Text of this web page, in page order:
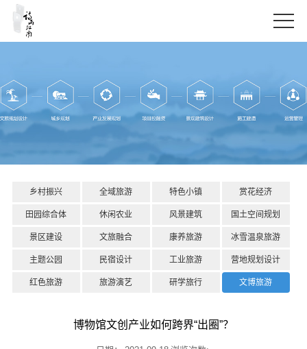
乡村振兴 全域旅游 特色小镇 赏花经济
田园综合体 休闲农业 风景建筑 国土空间规划
景区建设 文旅融合 康养旅游 冰雪温泉旅游
主题公园 民宿设计 工业旅游 营地规划设计
红色旅游 旅游演艺 研学旅行 文博旅游
博物馆文创产业如何跨界“出圈”？